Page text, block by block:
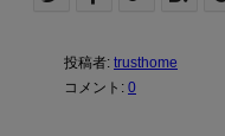
投稿者: trusthome
コメント: 0